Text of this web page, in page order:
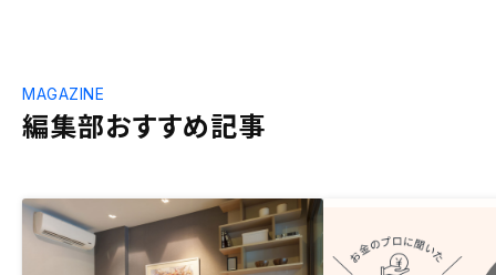
編集部おすすめ記事
MAGAZINE